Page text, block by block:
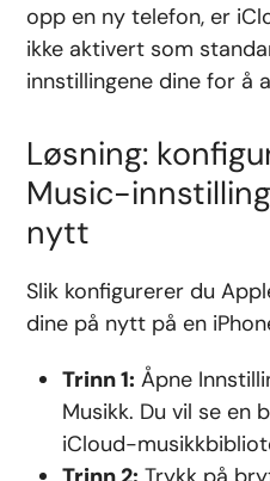
opp en ny telefon, er
ikke aktivert som
innstillingene dine for å
Løsning:
Music-
nytt
Slik konfigurerer du
dine på nytt på en
Trinn 1: Åpne
Musikk. Du vil se en
iCloud-